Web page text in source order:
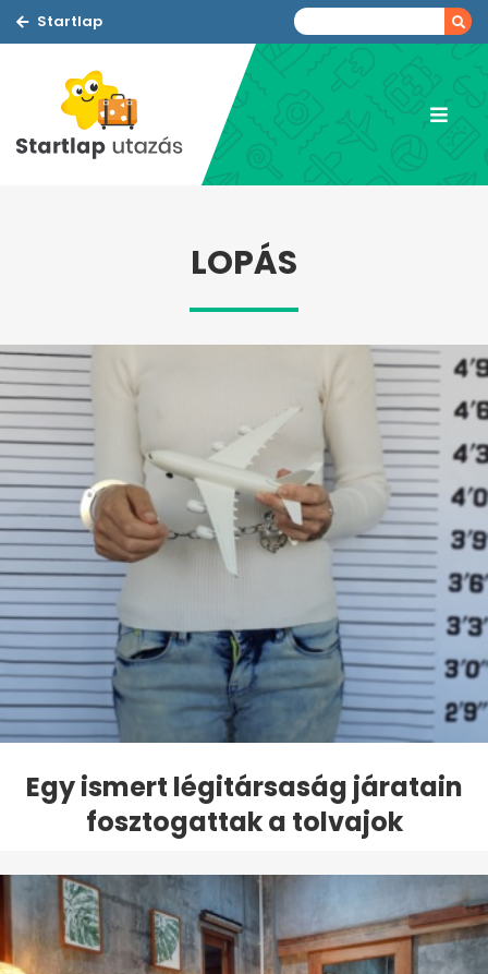
Startlap
LOPÁS
Egy ismert légitársaság járatain
fosztogattak a tolvajok